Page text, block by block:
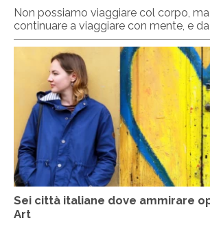
Non possiamo viaggiare col corpo,
continuare a viaggiare con mente, e
Sei città italiane dove ammirare
Art